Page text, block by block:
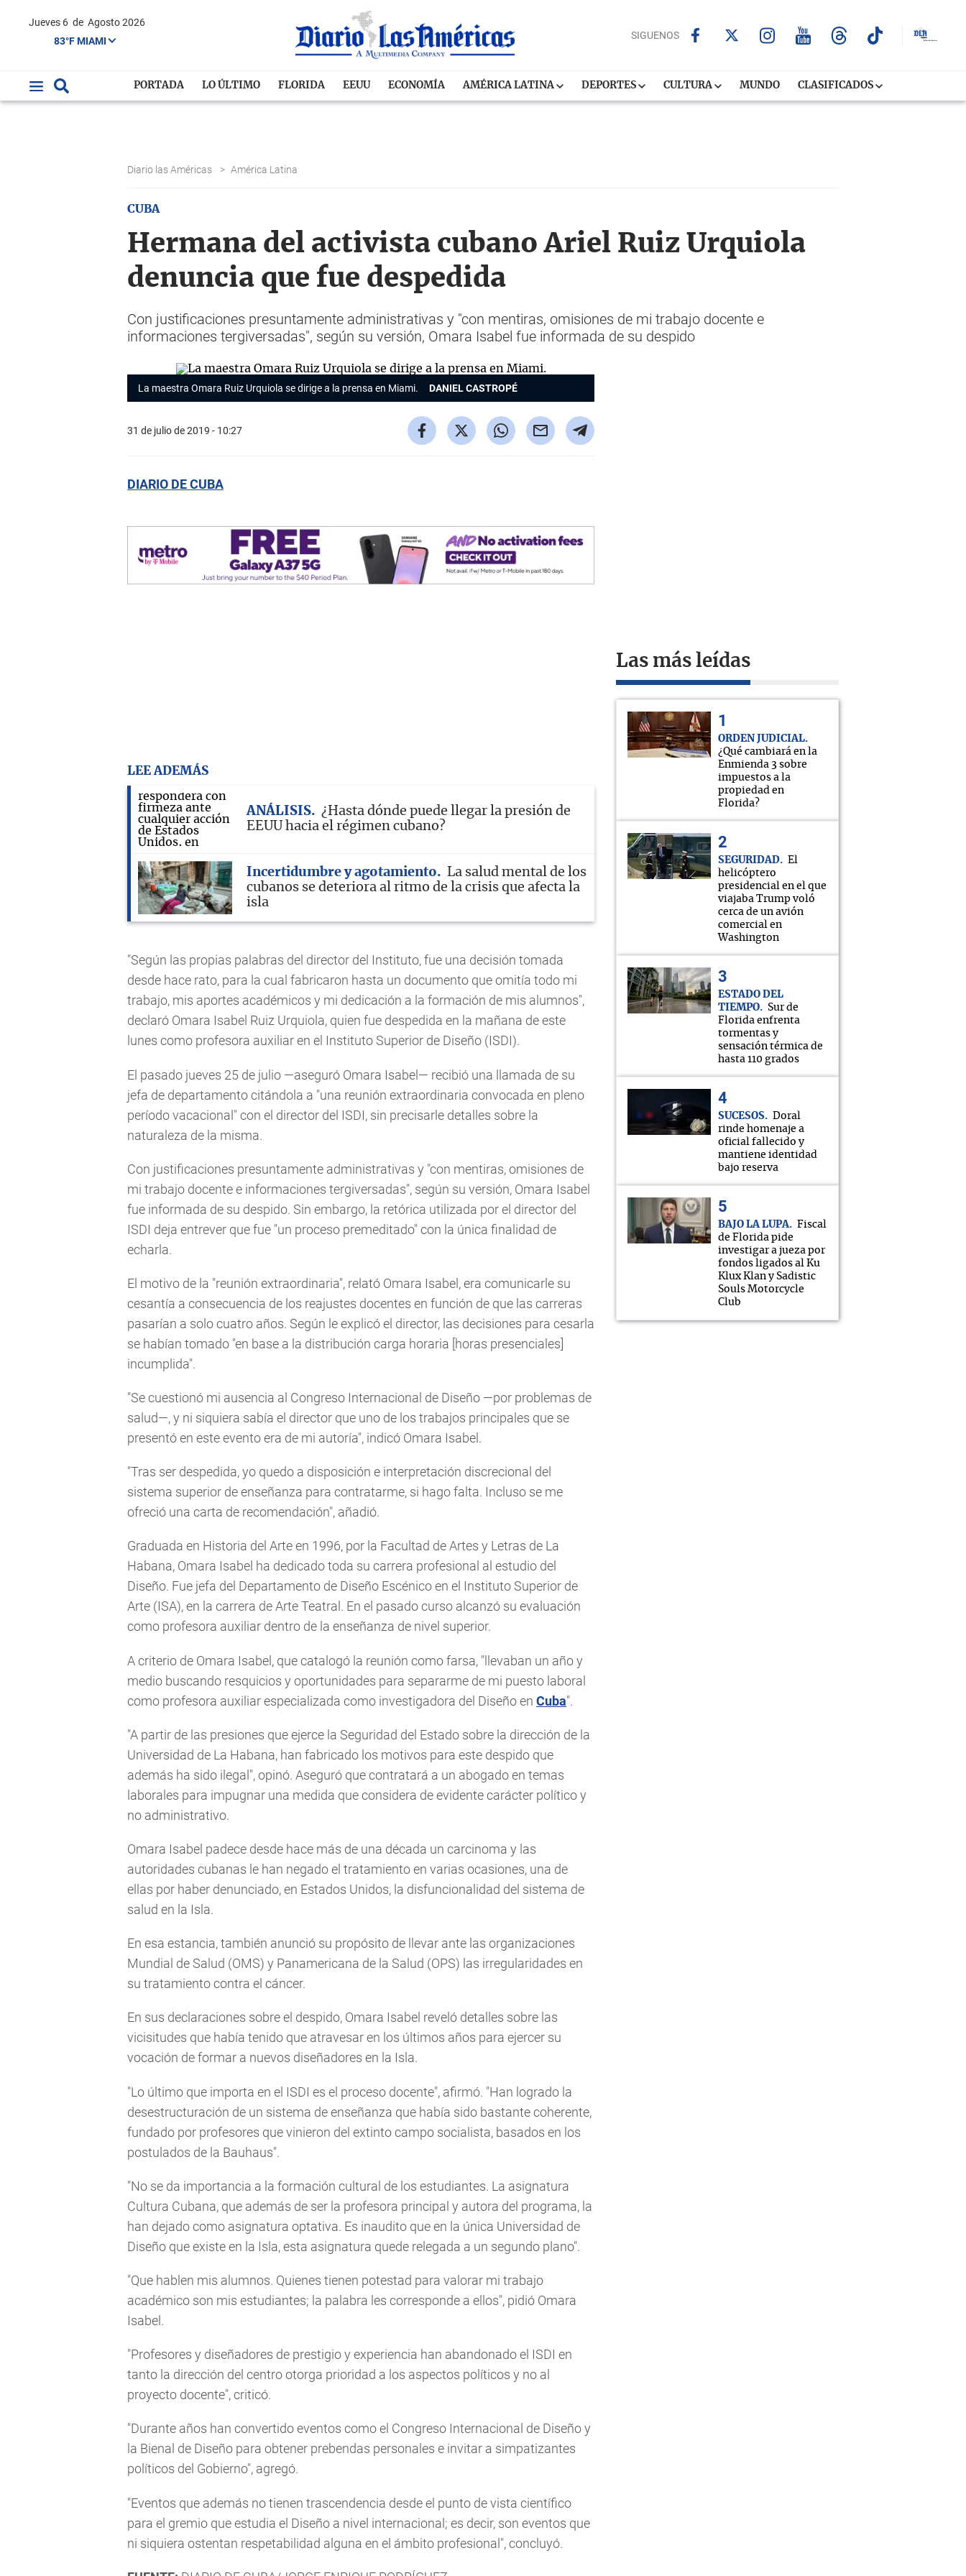
Jueves 6 de Agosto 2026
83°F MIAMI
SIGUENOS
PORTADA LO ÚLTIMO FLORIDA EEUU ECONOMÍA AMÉRICA LATINA DEPORTES CULTURA MUNDO CLASIFICADOS
Diario las Américas > América Latina
CUBA
Hermana del activista cubano Ariel Ruiz Urquiola
denuncia que fue despedida
Con justificaciones presuntamente administrativas y "con mentiras, omisiones de mi trabajo docente e
informaciones tergiversadas", según su versión, Omara Isabel fue informada de su despido
La maestra Omara Ruiz Urquiola se dirige a la prensa en Miami. DANIEL CASTROPÉ
31 de julio de 2019 - 10:27
DIARIO DE CUBA
LEE ADEMÁS
ANÁLISIS
¿Hasta dónde puede llegar la presión de
EEUU hacia el régimen cubano?
Incertidumbre y agotamiento
La salud mental de los
cubanos se deteriora al ritmo de la crisis que afecta la
isla
"Según las propias palabras del director del Instituto, fue una decisión tomada
desde hace rato, para la cual fabricaron hasta un documento que omitía todo mi
trabajo, mis aportes académicos y mi dedicación a la formación de mis alumnos",
declaró Omara Isabel Ruiz Urquiola, quien fue despedida en la mañana de este
lunes como profesora auxiliar en el Instituto Superior de Diseño (ISDI).
El pasado jueves 25 de julio —aseguró Omara Isabel— recibió una llamada de su
jefa de departamento citándola a "una reunión extraordinaria convocada en pleno
período vacacional" con el director del ISDI, sin precisarle detalles sobre la
naturaleza de la misma.
Con justificaciones presuntamente administrativas y "con mentiras, omisiones de
mi trabajo docente e informaciones tergiversadas", según su versión, Omara Isabel
fue informada de su despido. Sin embargo, la retórica utilizada por el director del
ISDI deja entrever que fue "un proceso premeditado" con la única finalidad de
echarla.
El motivo de la "reunión extraordinaria", relató Omara Isabel, era comunicarle su
cesantía a consecuencia de los reajustes docentes en función de que las carreras
pasarían a solo cuatro años. Según le explicó el director, las decisiones para cesarla
se habían tomado "en base a la distribución carga horaria [horas presenciales]
incumplida".
"Se cuestionó mi ausencia al Congreso Internacional de Diseño —por problemas de
salud—, y ni siquiera sabía el director que uno de los trabajos principales que se
presentó en este evento era de mi autoría", indicó Omara Isabel.
"Tras ser despedida, yo quedo a disposición e interpretación discrecional del
sistema superior de enseñanza para contratarme, si hago falta. Incluso se me
ofreció una carta de recomendación", añadió.
Graduada en Historia del Arte en 1996, por la Facultad de Artes y Letras de La
Habana, Omara Isabel ha dedicado toda su carrera profesional al estudio del
Diseño. Fue jefa del Departamento de Diseño Escénico en el Instituto Superior de
Arte (ISA), en la carrera de Arte Teatral. En el pasado curso alcanzó su evaluación
como profesora auxiliar dentro de la enseñanza de nivel superior.
A criterio de Omara Isabel, que catalogó la reunión como farsa, "llevaban un año y
medio buscando resquicios y oportunidades para separarme de mi puesto laboral
como profesora auxiliar especializada como investigadora del Diseño en Cuba".
"A partir de las presiones que ejerce la Seguridad del Estado sobre la dirección de la
Universidad de La Habana, han fabricado los motivos para este despido que
además ha sido ilegal", opinó. Aseguró que contratará a un abogado en temas
laborales para impugnar una medida que considera de evidente carácter político y
no administrativo.
Omara Isabel padece desde hace más de una década un carcinoma y las
autoridades cubanas le han negado el tratamiento en varias ocasiones, una de
ellas por haber denunciado, en Estados Unidos, la disfuncionalidad del sistema de
salud en la Isla.
En esa estancia, también anunció su propósito de llevar ante las organizaciones
Mundial de Salud (OMS) y Panamericana de la Salud (OPS) las irregularidades en
su tratamiento contra el cáncer.
En sus declaraciones sobre el despido, Omara Isabel reveló detalles sobre las
vicisitudes que había tenido que atravesar en los últimos años para ejercer su
vocación de formar a nuevos diseñadores en la Isla.
"Lo último que importa en el ISDI es el proceso docente", afirmó. "Han logrado la
desestructuración de un sistema de enseñanza que había sido bastante coherente,
fundado por profesores que vinieron del extinto campo socialista, basados en los
postulados de la Bauhaus".
"No se da importancia a la formación cultural de los estudiantes. La asignatura
Cultura Cubana, que además de ser la profesora principal y autora del programa, la
han dejado como asignatura optativa. Es inaudito que en la única Universidad de
Diseño que existe en la Isla, esta asignatura quede relegada a un segundo plano".
"Que hablen mis alumnos. Quienes tienen potestad para valorar mi trabajo
académico son mis estudiantes; la palabra les corresponde a ellos", pidió Omara
Isabel.
"Profesores y diseñadores de prestigio y experiencia han abandonado el ISDI en
tanto la dirección del centro otorga prioridad a los aspectos políticos y no al
proyecto docente", criticó.
"Durante años han convertido eventos como el Congreso Internacional de Diseño y
la Bienal de Diseño para obtener prebendas personales e invitar a simpatizantes
políticos del Gobierno", agregó.
"Eventos que además no tienen trascendencia desde el punto de vista científico
para el gremio que estudia el Diseño a nivel internacional; es decir, son eventos que
ni siquiera ostentan respetabilidad alguna en el ámbito profesional", concluyó.
Las más leídas
ORDEN JUDICIAL
¿Qué cambiará en la
Enmienda 3 sobre
impuestos a la
propiedad en
Florida?
SEGURIDAD
El
helicóptero
presidencial en el que
viajaba Trump voló
cerca de un avión
comercial en
Washington
ESTADO DEL
TIEMPO
Sur de
Florida enfrenta
tormentas y
sensación térmica de
hasta 110 grados
SUCESOS
Doral
rinde homenaje a
oficial fallecido y
mantiene identidad
bajo reserva
BAJO LA LUPA
Fiscal
de Florida pide
investigar a jueza por
fondos ligados al Ku
Klux Klan y Sadistic
Souls Motorcycle
Club